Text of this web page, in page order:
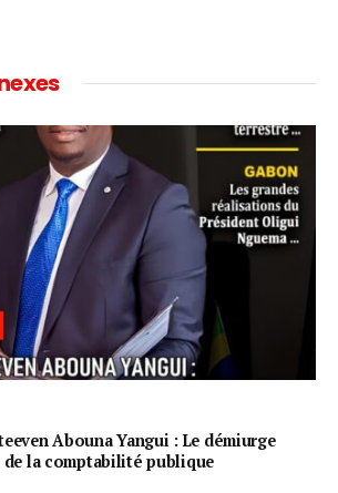
Abouna Yangui : Le démiurge
de la comptabilité publique